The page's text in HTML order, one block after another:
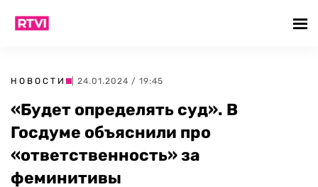
НОВОСТИ | 24.01.2024 / 19:45
«Будет определять суд». В
Госдуме объяснили про
«ответственность» за
феминитивы